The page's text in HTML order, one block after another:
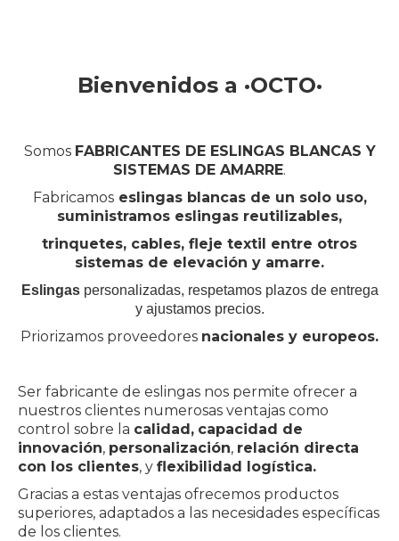
Bienvenidos a ·OCTO·
Somos FABRICANTES DE ESLINGAS BLANCAS Y
SISTEMAS DE AMARRE.
Fabricamoseslingas blancas de un solo uso,
suministramos eslingas reutilizables,
trinquetes, cables, fleje textil entre otros
sistemas de elevación y amarre.
Eslingaspersonalizadas, respetamos plazos de entrega
y ajustamos precios.
Priorizamos proveedores nacionales y europeos.
Ser fabricante de eslingas nos permite ofrecer a
nuestros clientes numerosas ventajas como
control sobre la calidad, capacidad de
innovación, personalización, relación directa
con los clientes, y flexibilidad logística.
Gracias a estas ventajas ofrecemos productos
superiores, adaptados a las necesidades específicas
de los clientes.